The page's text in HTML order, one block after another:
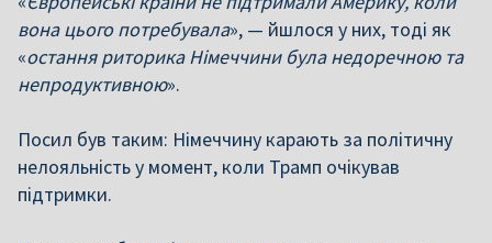
вона цього потребувала», — йшлося у них, тоді як
«остання риторика Німеччини була недоречною та
непродуктивною».
Посил був таким: Німеччину карають за політичну
нелояльність у момент, коли Трамп очікував
підтримки.